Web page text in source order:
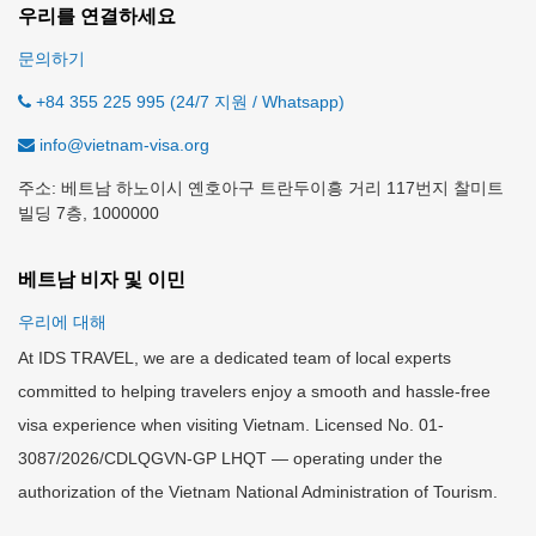
우리를 연결하세요
문의하기
+84 355 225 995 (24/7 지원 / Whatsapp)
info@vietnam-visa.org
주소: 베트남 하노이시 옌호아구 트란두이흥 거리 117번지 찰미트
빌딩 7층, 1000000
베트남 비자 및 이민
우리에 대해
At IDS TRAVEL, we are a dedicated team of local experts
committed to helping travelers enjoy a smooth and hassle-free
visa experience when visiting Vietnam. Licensed No. 01-
3087/2026/CDLQGVN-GP LHQT — operating under the
authorization of the Vietnam National Administration of Tourism.